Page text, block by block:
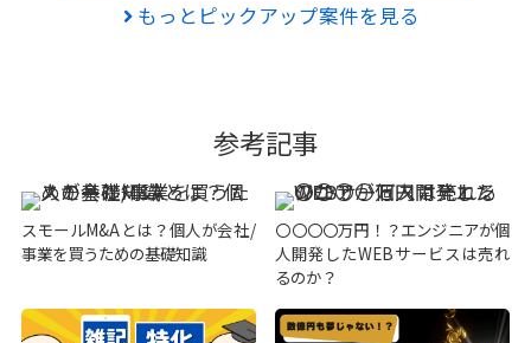
もっとピックアップ案件を見る
参考記事
スモールM&Aとは？個人が会社/
事業を買うための基礎知識
〇〇〇〇万円！？エンジニアが個
人開発したWEBサービスは売れ
るのか？